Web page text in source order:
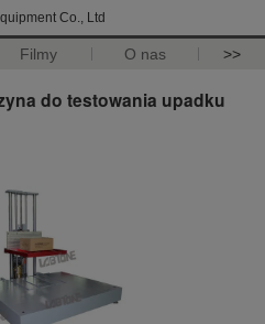
Co., Ltd
Filmy O nas >>
do testowania upadku